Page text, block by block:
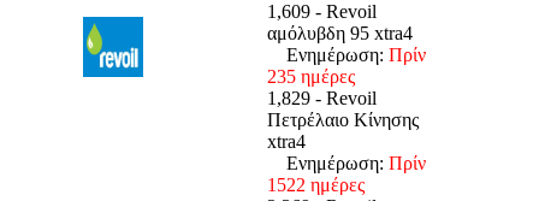
1,609 - Revoil
αμόλυβδη 95 xtra4
Ενημέρωση: Πρίν
235 ημέρες
1,829 - Revoil
Πετρέλαιο Κίνησης
xtra4
Ενημέρωση: Πρίν
1522 ημέρες